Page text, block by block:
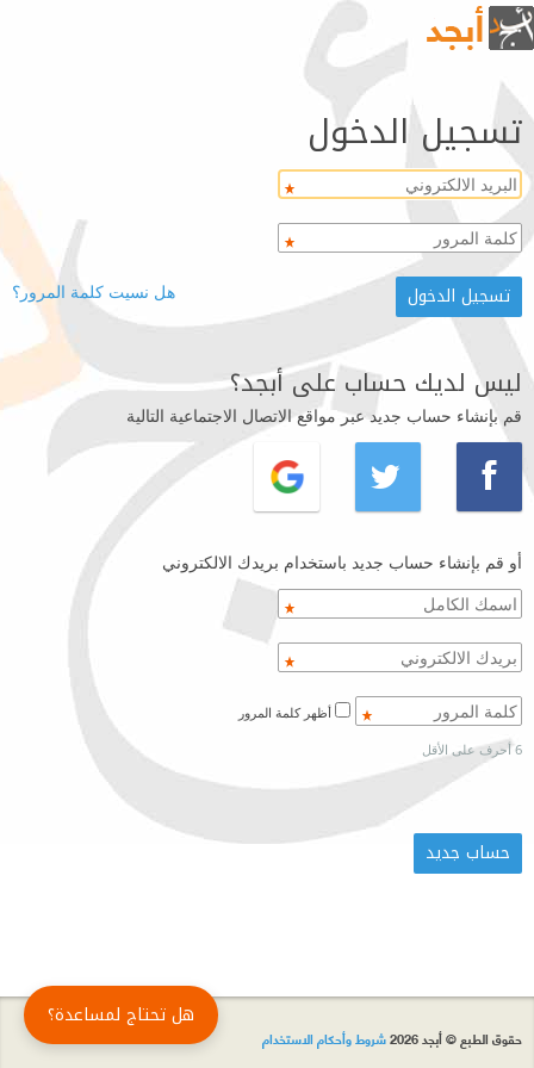
تسجيل الدخول
هل نسيت كلمة المرور؟
ليس لديك حساب على أبجد؟
قم بإنشاء حساب جديد عبر مواقع الاتصال الاجتماعية التالية
أو قم بإنشاء حساب جديد باستخدام بريدك الالكتروني
6 أحرف على الأقل
حقوق الطبع © أبجد 2026 شروط وأحكام الاستخدام
هل تحتاج لمساعدة؟